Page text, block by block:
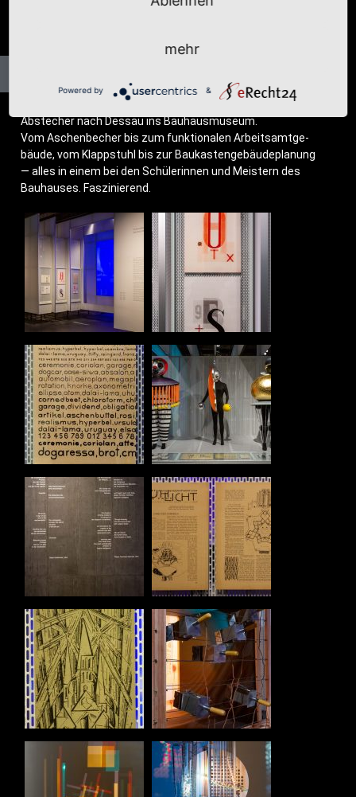
Abste­cher nach Des­sau ins Bauhausmuseum.
Vom Aschen­be­cher bis zum funk­tio­na­len Arbeits­amt­ge­
bäu­de, vom Klapp­stuhl bis zur Bau­kas­ten­ge­bäu­de­pla­nung
— alles in einem bei den Schü­le­rin­nen und Meis­tern des
Bau­hau­ses. Faszinierend.
mehr
Powered by &